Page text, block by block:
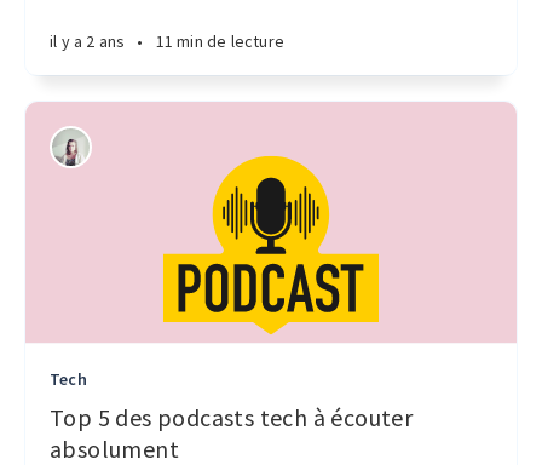
il y a 2 ans • 11 min de lecture
Tech
Top 5 des podcasts tech à écouter
absolument